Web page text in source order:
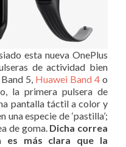
esta nueva OnePlus
de actividad bien
5, Huawei Band 4o
la primera pulsera de
pantalla táctil a color y
especie de ‘pastilla’;
de goma. Dicha correa
es más clara que la